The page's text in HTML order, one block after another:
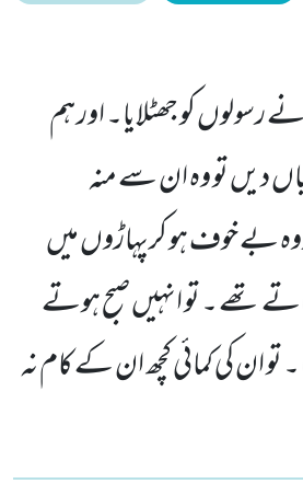
رسولوں کو جھٹلایا۔ اور ہم
دیں تو وہ ان سے منہ
بے خوف ہو کرپہاڑوں میں
تھے ۔ تو انہیں صبح ہوتے
تو ان کی کمائی کچھ ان کے کام نہ